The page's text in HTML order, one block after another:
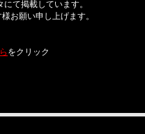
て掲載しています。
お願い申し上げます。
をクリック